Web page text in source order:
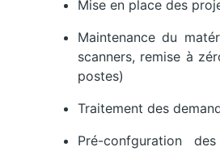
Mise en place des
Maintenance du
scanners, remise à
postes)
Traitement des
Pré-confguration